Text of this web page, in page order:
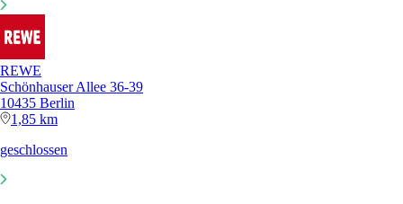
REWE
Schönhauser Allee 36-39
10435 Berlin
1,85 km
geschlossen